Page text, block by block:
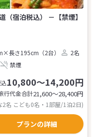
宿泊税込） －【禁煙】
長さ195cm（2台）
2名
禁煙
10,800～14,200円
行代金合計21,600〜28,400円
2名 こども0名・1部屋/1泊2日)
プランの詳細